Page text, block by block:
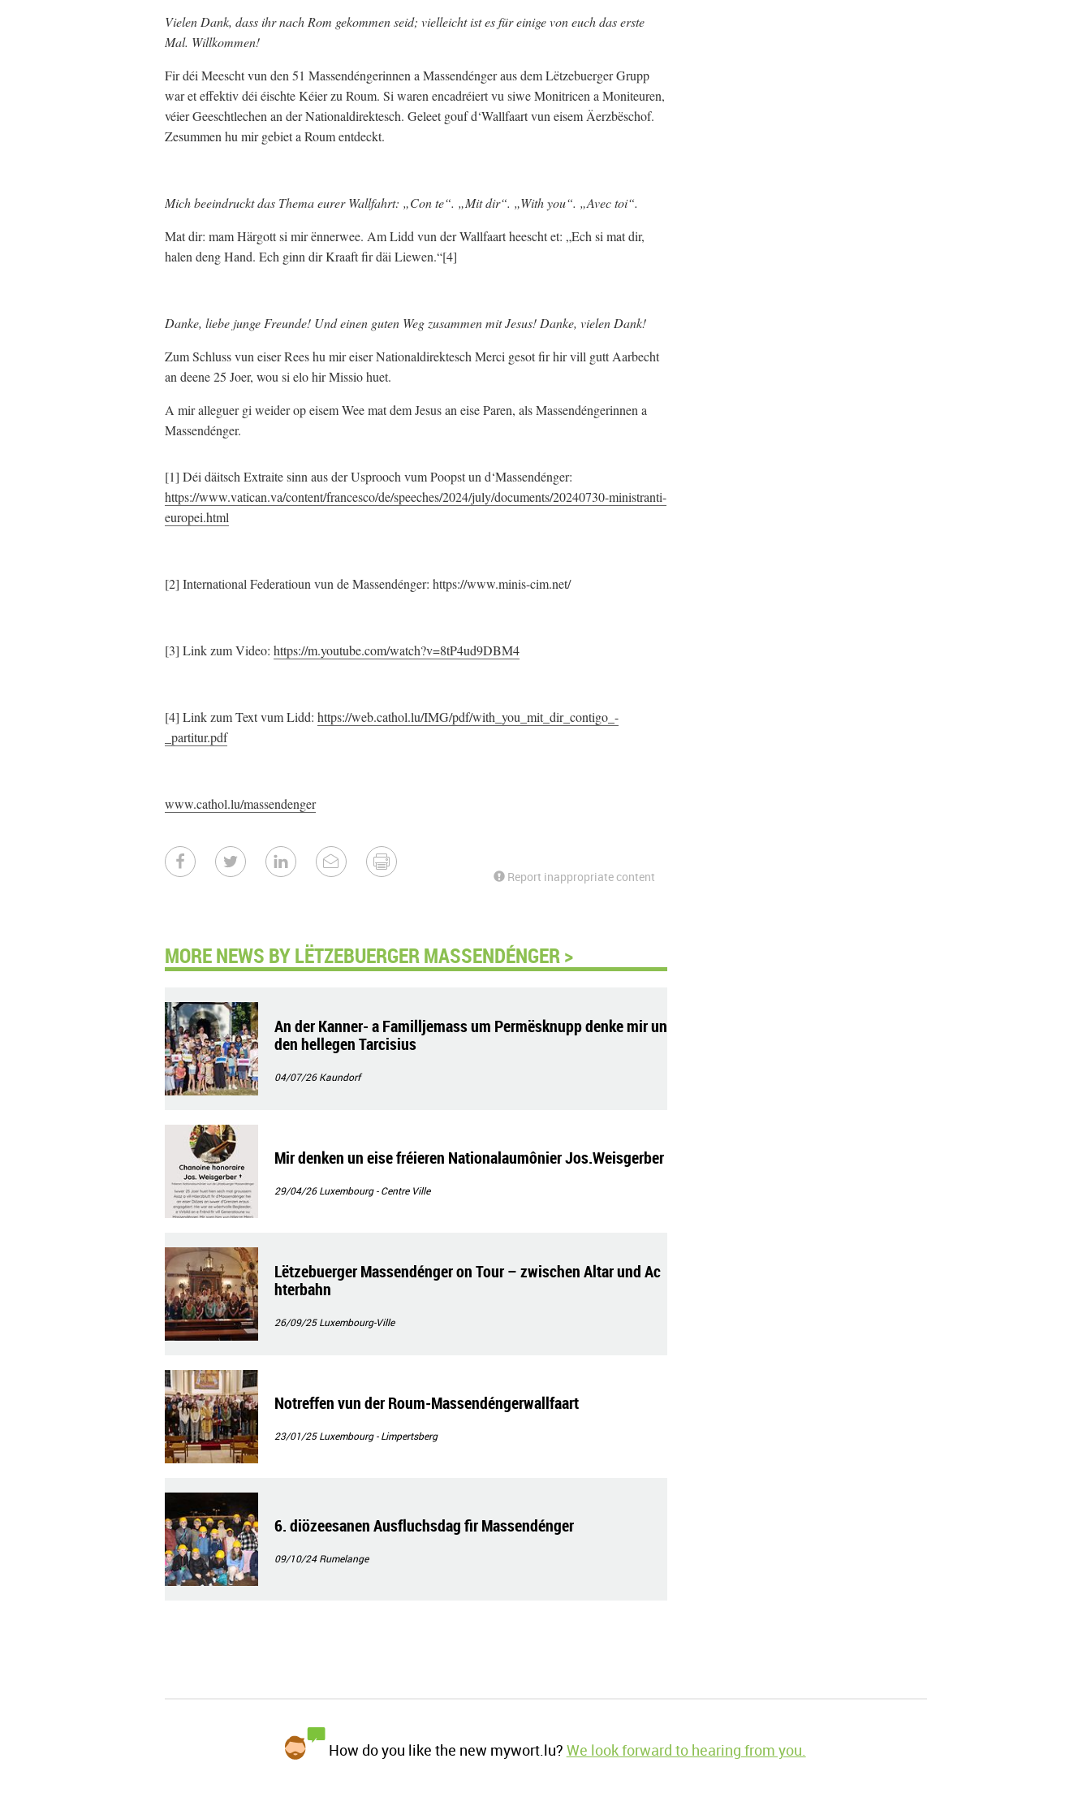
Vielen Dank, dass ihr nach Rom gekommen seid; vielleicht ist es für einige von euch das erste
Mal. Willkommen!
Fir déi Meescht vun den 51 Massendéngerinnen a Massendénger aus dem Lëtzebuerger Grupp
war et effektiv déi éischte Kéier zu Roum. Si waren encadréiert vu siwe Monitricen a Moniteuren,
véier Geeschtlechen an der Nationaldirektesch. Geleet gouf d‘Wallfaart vun eisem Äerzbëschof.
Zesummen hu mir gebiet a Roum entdeckt.
Mich beeindruckt das Thema eurer Wallfahrt: „Con te“. „Mit dir“. „With you“. „Avec toi“.
Mat dir: mam Härgott si mir ënnerwee. Am Lidd vun der Wallfaart heescht et: „Ech si mat dir,
halen deng Hand. Ech ginn dir Kraaft fir däi Liewen.“[4]
Danke, liebe junge Freunde! Und einen guten Weg zusammen mit Jesus! Danke, vielen Dank!
Zum Schluss vun eiser Rees hu mir eiser Nationaldirektesch Merci gesot fir hir vill gutt Aarbecht
an deene 25 Joer, wou si elo hir Missio huet.
A mir alleguer gi weider op eisem Wee mat dem Jesus an eise Paren, als Massendéngerinnen a
Massendénger.
[1] Déi däitsch Extraite sinn aus der Usprooch vum Poopst un d‘Massendénger:
https://www.vatican.va/content/francesco/de/speeches/2024/july/documents/20240730-ministranti-
europei.html
[2] International Federatioun vun de Massendénger: https://www.minis-cim.net/
[3] Link zum Video: https://m.youtube.com/watch?v=8tP4ud9DBM4
[4] Link zum Text vum Lidd: https://web.cathol.lu/IMG/pdf/with_you_mit_dir_contigo_-
_partitur.pdf
www.cathol.lu/massendenger
Report inappropriate content
MORE NEWS BY LËTZEBUERGER MASSENDÉNGER >
An der Kanner- a Familljemass um Permësknupp denke mir un
den hellegen Tarcisius
04/07/26Kaundorf
Mir denken un eise fréieren Nationalaumônier Jos.Weisgerber
29/04/26Luxembourg - Centre Ville
Lëtzebuerger Massendénger on Tour – zwischen Altar und Ac
hterbahn
26/09/25Luxembourg-Ville
Notreffen vun der Roum-Massendéngerwallfaart
23/01/25Luxembourg - Limpertsberg
6. diözeesanen Ausfluchsdag fir Massendénger
09/10/24Rumelange
How do you like the new mywort.lu? We look forward to hearing from you.